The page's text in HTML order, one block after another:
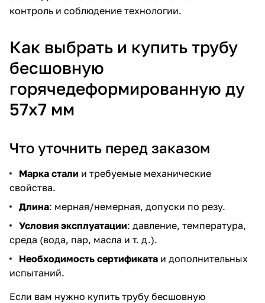
контроль и соблюдение технологии.
Как выбрать и купить трубу
бесшовную
горячедеформированную ду
57х7 мм
Что уточнить перед заказом
Марка стали и требуемые механические
свойства.
Длина: мерная/немерная, допуски по резу.
Условия эксплуатации: давление, температура,
среда (вода, пар, масла и т. д.).
Необходимость сертификата и дополнительных
испытаний.
Если вам нужно купить трубу бесшовную